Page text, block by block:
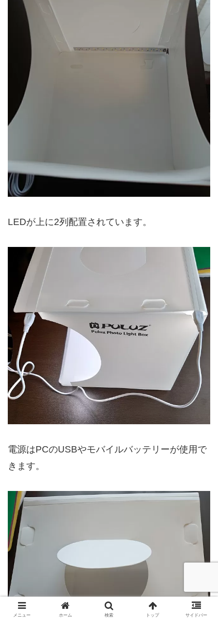
LEDが上に2列配置されています。
電源はPCのUSBやモバイルバッテリーが使用で
きます。
メニュー ホーム 検索 トップ サイドバー